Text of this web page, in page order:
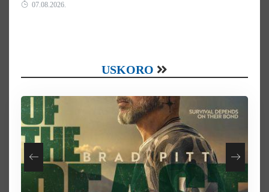
07.08.2026.
USKORO